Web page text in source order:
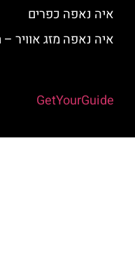
איה נאפה כפרים
איה נאפה מזג אוויר
GetYourGuide